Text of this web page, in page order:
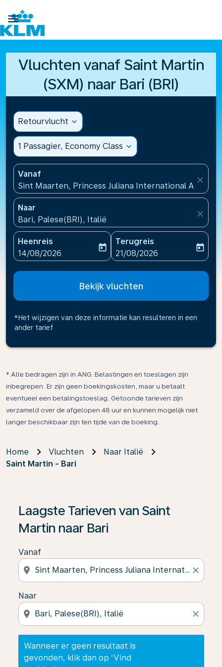

Vluchten vanaf Saint Martin
(SXM) naar Bari (BRI)
Retourvlucht expand_more
1 Passagier, Economy Class expand_more
Vanaf
Sint Maarten, Princess Juliana International
close
Naar
Bari, Palese(BRI), Italië
close
Heenreis
fc-booking-departure-date-aria-label
14/08/2026
today
Terugreis
fc-booking-return-date-
21/08/2026
today
Bekijk vluchten
*Het wijzigen van deze informatie kan resulteren in een
ander tarief
* Alle bedragen zijn in ANG. Belastingen en toeslagen zijn
inbegrepen. Er zijn geen boekingskosten, maar u betaalt
eventueel een betalingstoeslag. Getoonde tarieven zijn
verzameld over de afgelopen 48 uur en kunnen mogelijk niet
langer beschikbaar zijn ten tijde van de boeking.
Home Vluchten
Naar Italië
Saint Martin - Bari
Laagste Tarieven van Saint
Martin naar Bari
Vanaf
location_on close
Naar
location_on close
Wanneer er geen resultaat is
gevonden, klik dan op ‘Vind
Wanneer er geen resultaat is gevonden, klik dan op